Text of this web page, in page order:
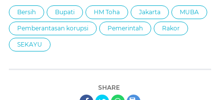
Bersih Bupati HM Toha Jakarta MUBA
Pemberantasan korupsi Pemerintah Rakor
SEKAYU
SHARE